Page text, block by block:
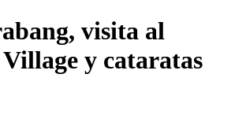
visita al
y cataratas